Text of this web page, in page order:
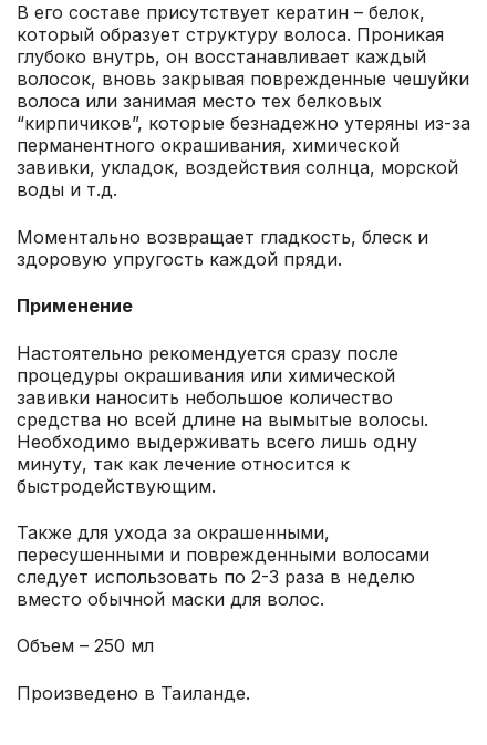
В его составе присутствует кератин – белок,
который образует структуру волоса. Проникая
глубоко внутрь, он восстанавливает каждый
волосок, вновь закрывая поврежденные чешуйки
волоса или занимая место тех белковых
“кирпичиков”, которые безнадежно утеряны из-за
перманентного окрашивания, химической
завивки, укладок, воздействия солнца, морской
воды и т.д.
Моментально возвращает гладкость, блеск и
здоровую упругость каждой пряди.
Применение
Настоятельно рекомендуется сразу после
процедуры окрашивания или химической
завивки наносить небольшое количество
средства но всей длине на вымытые волосы.
Необходимо выдерживать всего лишь одну
минуту, так как лечение относится к
быстродействующим.
Также для ухода за окрашенными,
пересушенными и поврежденными волосами
следует использовать по 2-3 раза в неделю
вместо обычной маски для волос.
Объем – 250 мл
Произведено в Таиланде.